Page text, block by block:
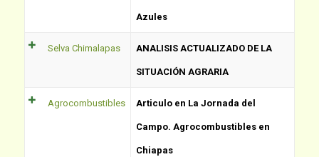
Azules
Selva Chimalapas ANALISIS ACTUALIZADO DE LA
SITUACIÓN AGRARIA
Agrocombustibles Articulo en La Jornada del
Campo. Agrocombustibles en
Chiapas